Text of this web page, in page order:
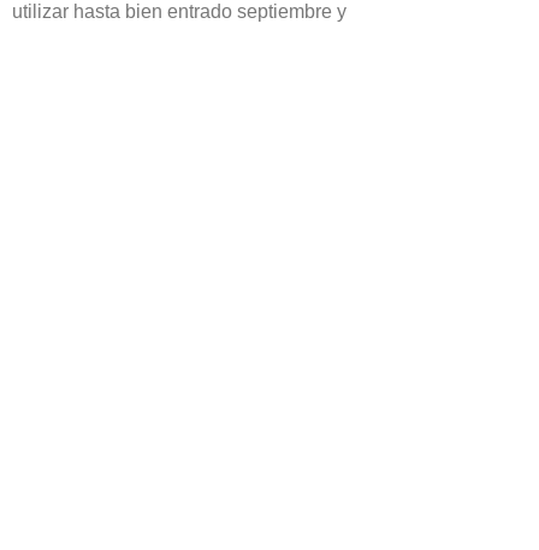
utilizar hasta bien entrado septiembre y